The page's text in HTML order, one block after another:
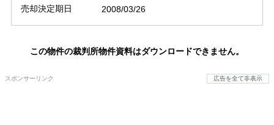
売却決定期日 2008/03/26
この物件の裁判所物件資料はダウンロードできません。
スポンサーリンク 広告を全て非表示